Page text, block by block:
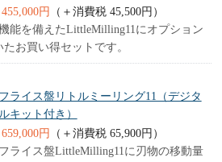
円
（＋消費税 45,500円）
能を備えたLittleMilling11にオプション
お買い得セットです。
ライス盤リトルミーリング11（デジタ
キット付き）
円
（＋消費税 65,900円）
ライス盤LittleMilling11に刃物の移動量